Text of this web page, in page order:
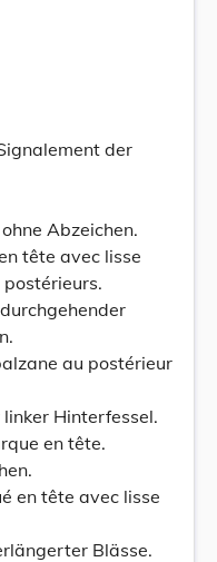
der
Abzeichen.
tête avec lisse
au postérieur
Hinterfessel.
en tête.
en tête avec lisse
Blässe.